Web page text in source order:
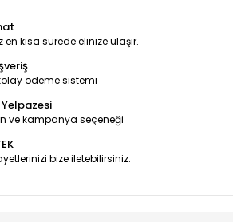
en kısa sürede elinize ulaşır.
ödeme sistemi
Yelpazesi
ve kampanya seçeneği
bize iletebilirsiniz.